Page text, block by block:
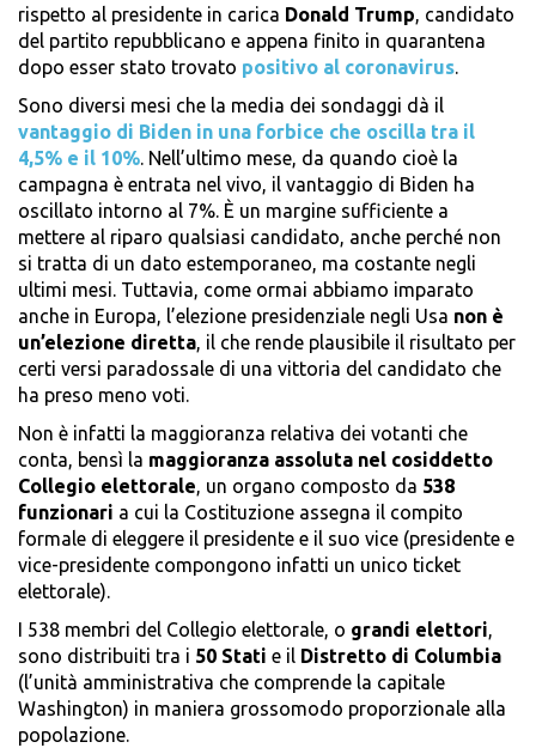
rispetto al presidente in carica Donald Trump, candidato
del partito repubblicano e appena finito in quarantena
dopo esser stato trovato positivo al coronavirus.
Sono diversi mesi che la media dei sondaggi dà il
vantaggio di Biden in una forbice che oscilla tra il
4,5% e il 10%. Nell’ultimo mese, da quando cioè la
campagna è entrata nel vivo, il vantaggio di Biden ha
oscillato intorno al 7%. È un margine sufficiente a
mettere al riparo qualsiasi candidato, anche perché non
si tratta di un dato estemporaneo, ma costante negli
ultimi mesi. Tuttavia, come ormai abbiamo imparato
anche in Europa, l’elezione presidenziale negli Usa non è
un’elezione diretta, il che rende plausibile il risultato per
certi versi paradossale di una vittoria del candidato che
ha preso meno voti.
Non è infatti la maggioranza relativa dei votanti che
conta, bensì la maggioranza assoluta nel cosiddetto
Collegio elettorale, un organo composto da 538
funzionari a cui la Costituzione assegna il compito
formale di eleggere il presidente e il suo vice (presidente e
vice-presidente compongono infatti un unico ticket
elettorale).
I 538 membri del Collegio elettorale, o grandi elettori,
sono distribuiti tra i 50 Stati e il Distretto di Columbia
(l’unità amministrativa che comprende la capitale
Washington) in maniera grossomodo proporzionale alla
popolazione.